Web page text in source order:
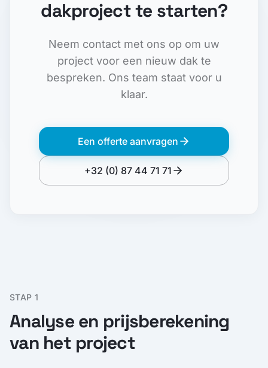
dakproject te starten?
Neem contact met ons op om uw
project voor een nieuw dak te
bespreken. Ons team staat voor u
klaar.
Een offerte aanvragen
+32 (0) 87 44 71 71
STAP 1
Analyse en prijsberekening
van het project